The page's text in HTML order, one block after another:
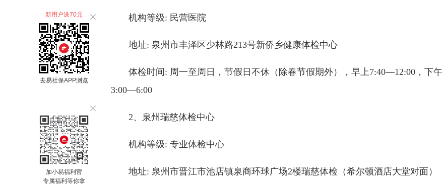
新用户送70元
去易社保APP浏览
加小易福利官
专属福利等你拿
机构等级: 民营医院
地址: 泉州市丰泽区少林路213号新侨乡健康体检中心
体检时间: 周一至周日，节假日不休（除春节假期外），早上7:40—12:00，下午
3:00—6:00
2、泉州瑞慈体检中心
机构等级: 专业体检中心
地址: 泉州市晋江市池店镇泉商环球广场2楼瑞慈体检（希尔顿酒店大堂对面）